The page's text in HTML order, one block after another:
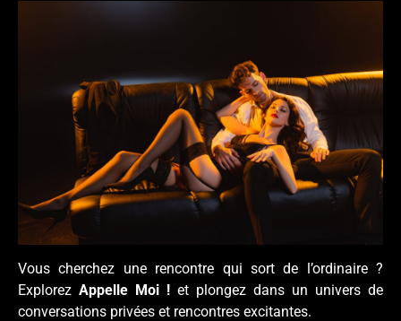
Vous cherchez une rencontre qui sort de l’ordinaire ?
Explorez Appelle Moi ! et plongez dans un univers de
conversations privées et rencontres excitantes.